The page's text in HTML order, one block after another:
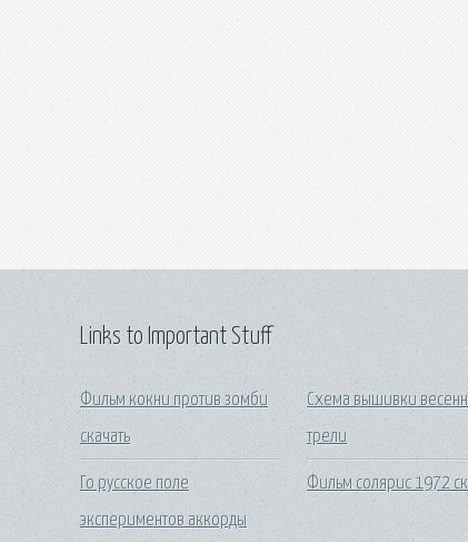
Links to Important Stuff
Фильм кокни против зомби
скачать
Го русское поле
экспериментов аккорды
Схема вышивки
трели
Фильм солярис 1972